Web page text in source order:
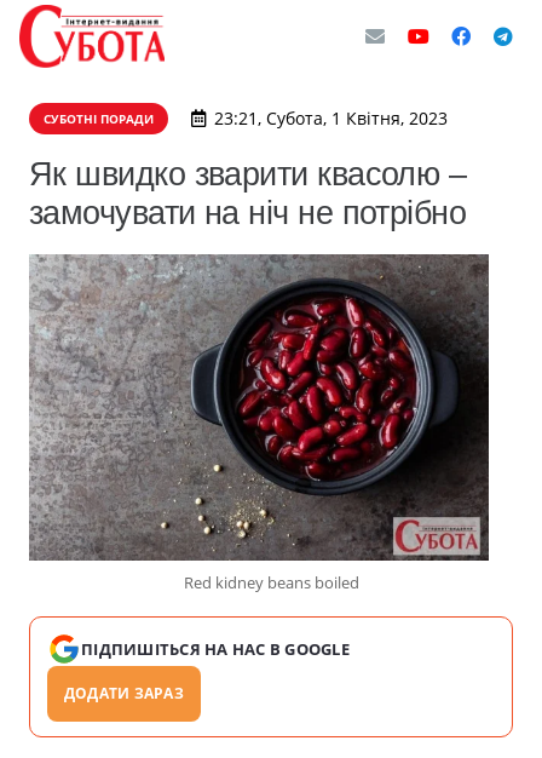
СУБОТНІ ПОРАДИ 23:21, Субота, 1 Квітня, 2023
Як швидко зварити квасолю –
замочувати на ніч не потрібно
Red kidney beans boiled
ПІДПИШІТЬСЯ НА НАС В GOOGLE
ДОДАТИ ЗАРАЗ